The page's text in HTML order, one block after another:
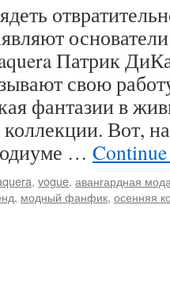
Патрик
свою
фантазии в
Вот,
…
, vogue, авангардная
, модный фанфик, осенняя